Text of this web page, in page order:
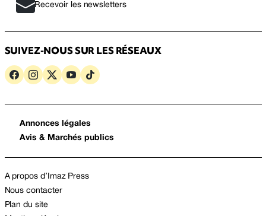
Recevoir les newsletters
SUIVEZ-NOUS SUR LES RÉSEAUX
Annonces légales
Avis & Marchés publics
A propos d’Imaz Press
Nous contacter
Plan du site